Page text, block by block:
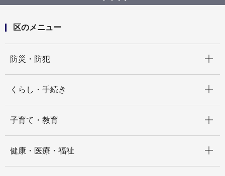
クションプラン
区のメニュー
防災・防犯
くらし・手続き
子育て・教育
健康・医療・福祉